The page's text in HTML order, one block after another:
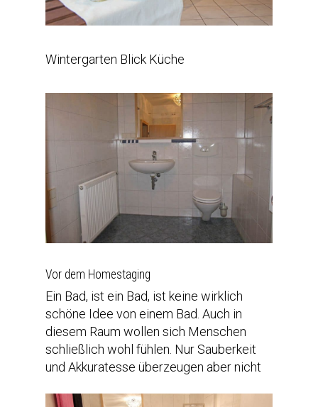
Wintergarten Blick Küche
Vor dem Homestaging
Ein Bad, ist ein Bad, ist keine wirklich
schöne Idee von einem Bad. Auch in
diesem Raum wollen sich Menschen
schließlich wohl fühlen. Nur Sauberkeit
und Akkuratesse überzeugen aber nicht